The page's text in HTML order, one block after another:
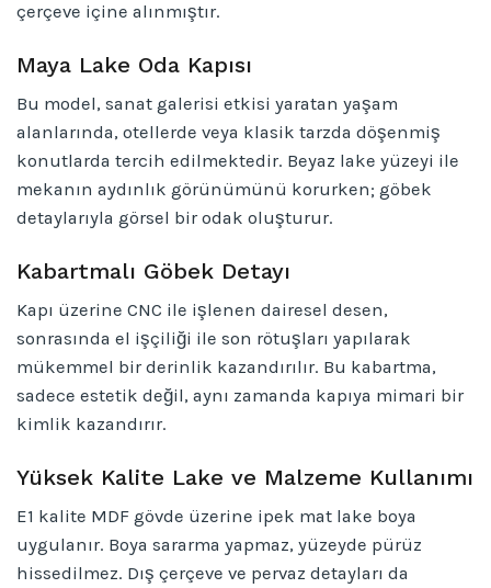
çerçeve içine alınmıştır.
Maya Lake Oda Kapısı
Bu model, sanat galerisi etkisi yaratan yaşam
alanlarında, otellerde veya klasik tarzda döşenmiş
konutlarda tercih edilmektedir. Beyaz lake yüzeyi ile
mekanın aydınlık görünümünü korurken; göbek
detaylarıyla görsel bir odak oluşturur.
Kabartmalı Göbek Detayı
Kapı üzerine CNC ile işlenen dairesel desen,
sonrasında el işçiliği ile son rötuşları yapılarak
mükemmel bir derinlik kazandırılır. Bu kabartma,
sadece estetik değil, aynı zamanda kapıya mimari bir
kimlik kazandırır.
Yüksek Kalite Lake ve Malzeme Kullanımı
E1 kalite MDF gövde üzerine ipek mat lake boya
uygulanır. Boya sararma yapmaz, yüzeyde pürüz
hissedilmez. Dış çerçeve ve pervaz detayları da